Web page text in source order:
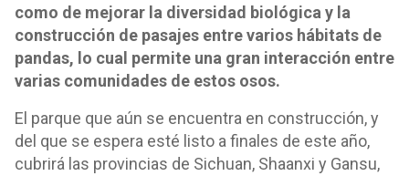
como de mejorar la diversidad biológica y la
construcción de pasajes entre varios hábitats de
pandas, lo cual permite una gran interacción entre
varias comunidades de estos osos.
El parque que aún se encuentra en construcción, y
del que se espera esté listo a finales de este año,
cubrirá las provincias de Sichuan, Shaanxi y Gansu,